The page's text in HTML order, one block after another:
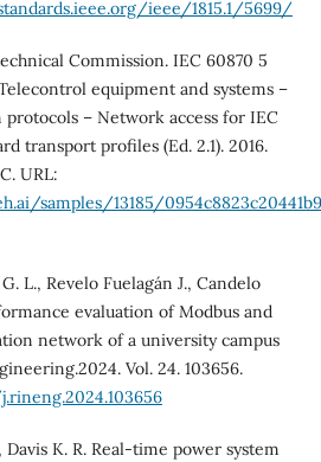
ieee/1815.1/5699/
Commission. IEC 60870 5
equipment and systems –
protocols – Network access for IEC
transport profiles (Ed. 2.1). 2016.
URL:
samples/13185/
L., Revelo Fuelagán J., Candelo
evaluation of Modbus and
network of a university campus
Vol. 24. 103656.
Davis K. R. Real-time power system